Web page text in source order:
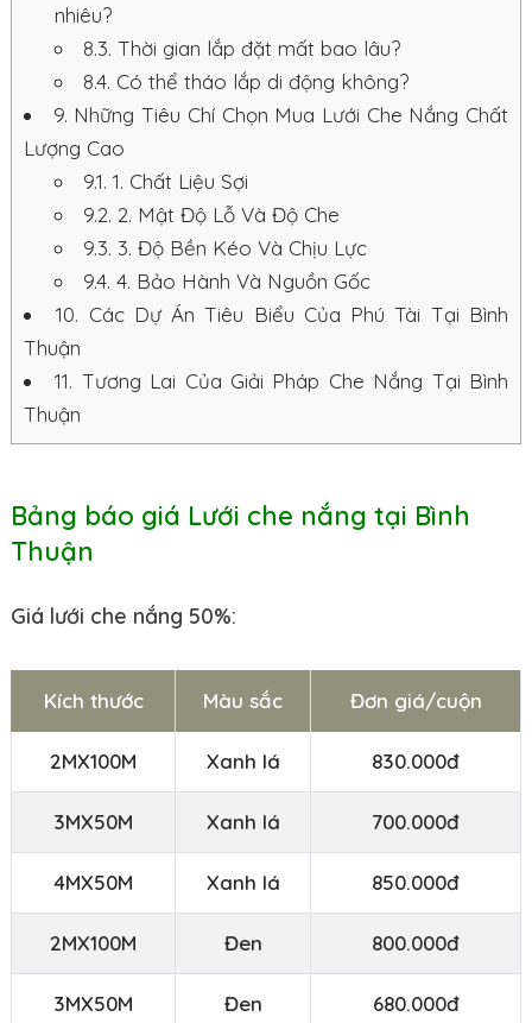
nhiêu?
8.3. Thời gian lắp đặt mất bao lâu?
8.4. Có thể tháo lắp di động không?
9. Những Tiêu Chí Chọn Mua Lưới Che Nắng Chất
Lượng Cao
9.1. 1. Chất Liệu Sợi
9.2. 2. Mật Độ Lỗ Và Độ Che
9.3. 3. Độ Bền Kéo Và Chịu Lực
9.4. 4. Bảo Hành Và Nguồn Gốc
10. Các Dự Án Tiêu Biểu Của Phú Tài Tại Bình
Thuận
11. Tương Lai Của Giải Pháp Che Nắng Tại Bình
Thuận
Bảng báo giá Lưới che nắng tại Bình
Thuận
Giá lưới che nắng 50%:
Kích thước Màu sắc Đơn giá/cuộn
2MX100M Xanh lá 830.000đ
3MX50M Xanh lá 700.000đ
4MX50M Xanh lá 850.000đ
2MX100M Đen 800.000đ
3MX50M Đen 680.000đ